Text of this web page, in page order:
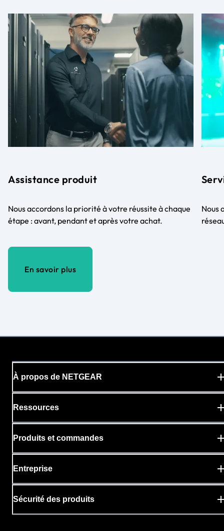
Assistance produit
Nous accordons la priorité à votre réussite à chaque
étape : avant, pendant et après votre achat.
En savoir plus
Nous
À propos de NETGEAR
Ressources
Produits et commandes
Entreprise
Sécurité des produits